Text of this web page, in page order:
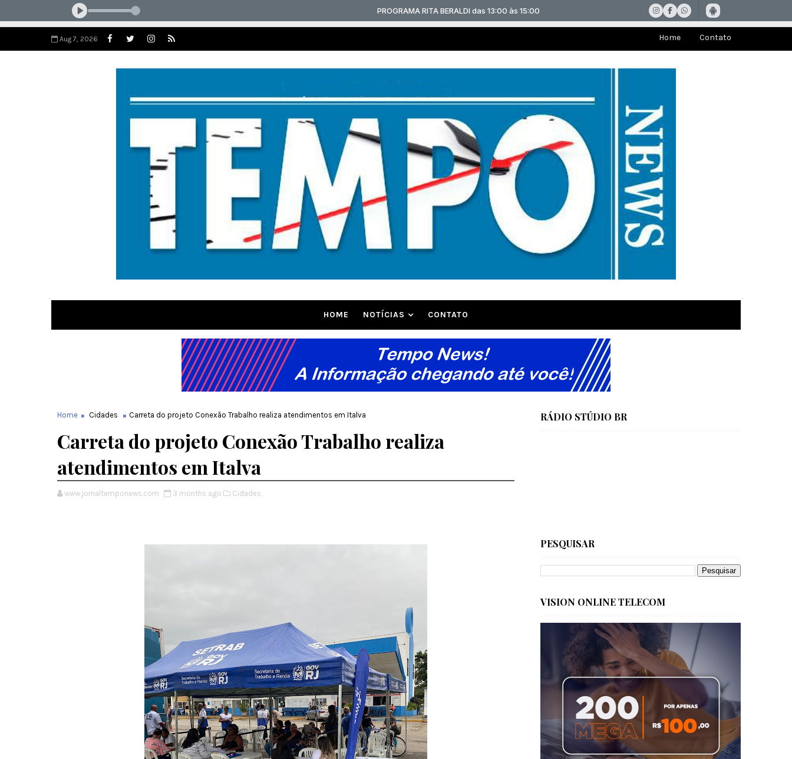
Aug 7, 2026 Home Contato
HOME NOTÍCIAS CONTATO
Home Cidades Carreta do projeto Conexão Trabalho realiza atendimentos em Italva
Carreta do projeto Conexão Trabalho realiza
atendimentos em Italva
www.jornaltemponews.com 3 months ago Cidades,
RÁDIO STÚDIO BR
PESQUISAR
VISION ONLINE TELECOM